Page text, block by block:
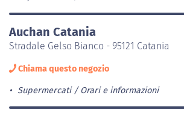
Auchan Catania
Stradale Gelso Bianco - 95121 Catania
Chiama questo negozio
Supermercati Orari e informazioni